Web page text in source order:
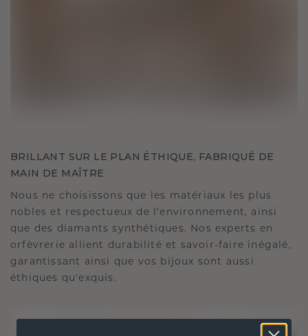
BRILLANT SUR LE PLAN ÉTHIQUE, FABRIQUÉ DE
MAIN DE MAÎTRE
Nous ne choisissons que les matériaux les plus
nobles et respectueux de l'environnement, ainsi
que des diamants synthétiques. Nos experts en
orfèvrerie allient durabilité et savoir-faire inégalé,
garantissant ainsi que vos bijoux sont aussi
éthiques qu'exquis.